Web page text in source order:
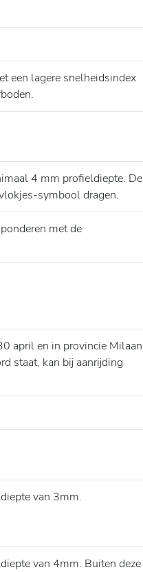
een lagere snelheidsindex
4 mm profieldiepte. De
symbool dragen.
met de
april en in provincie Milaan
staat, kan bij aanrijding
van 3mm.
van 4mm. Buiten deze